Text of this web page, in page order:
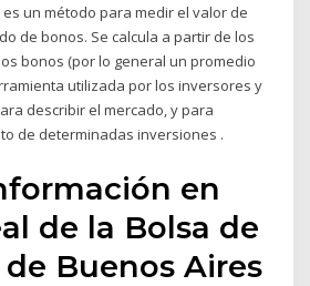
un método para medir el valor de
de bonos. Se calcula a partir de los
bonos (por lo general un promedio
utilizada por los inversores y
describir el mercado, y para
de determinadas inversiones .
en
de la Bolsa de
Buenos Aires